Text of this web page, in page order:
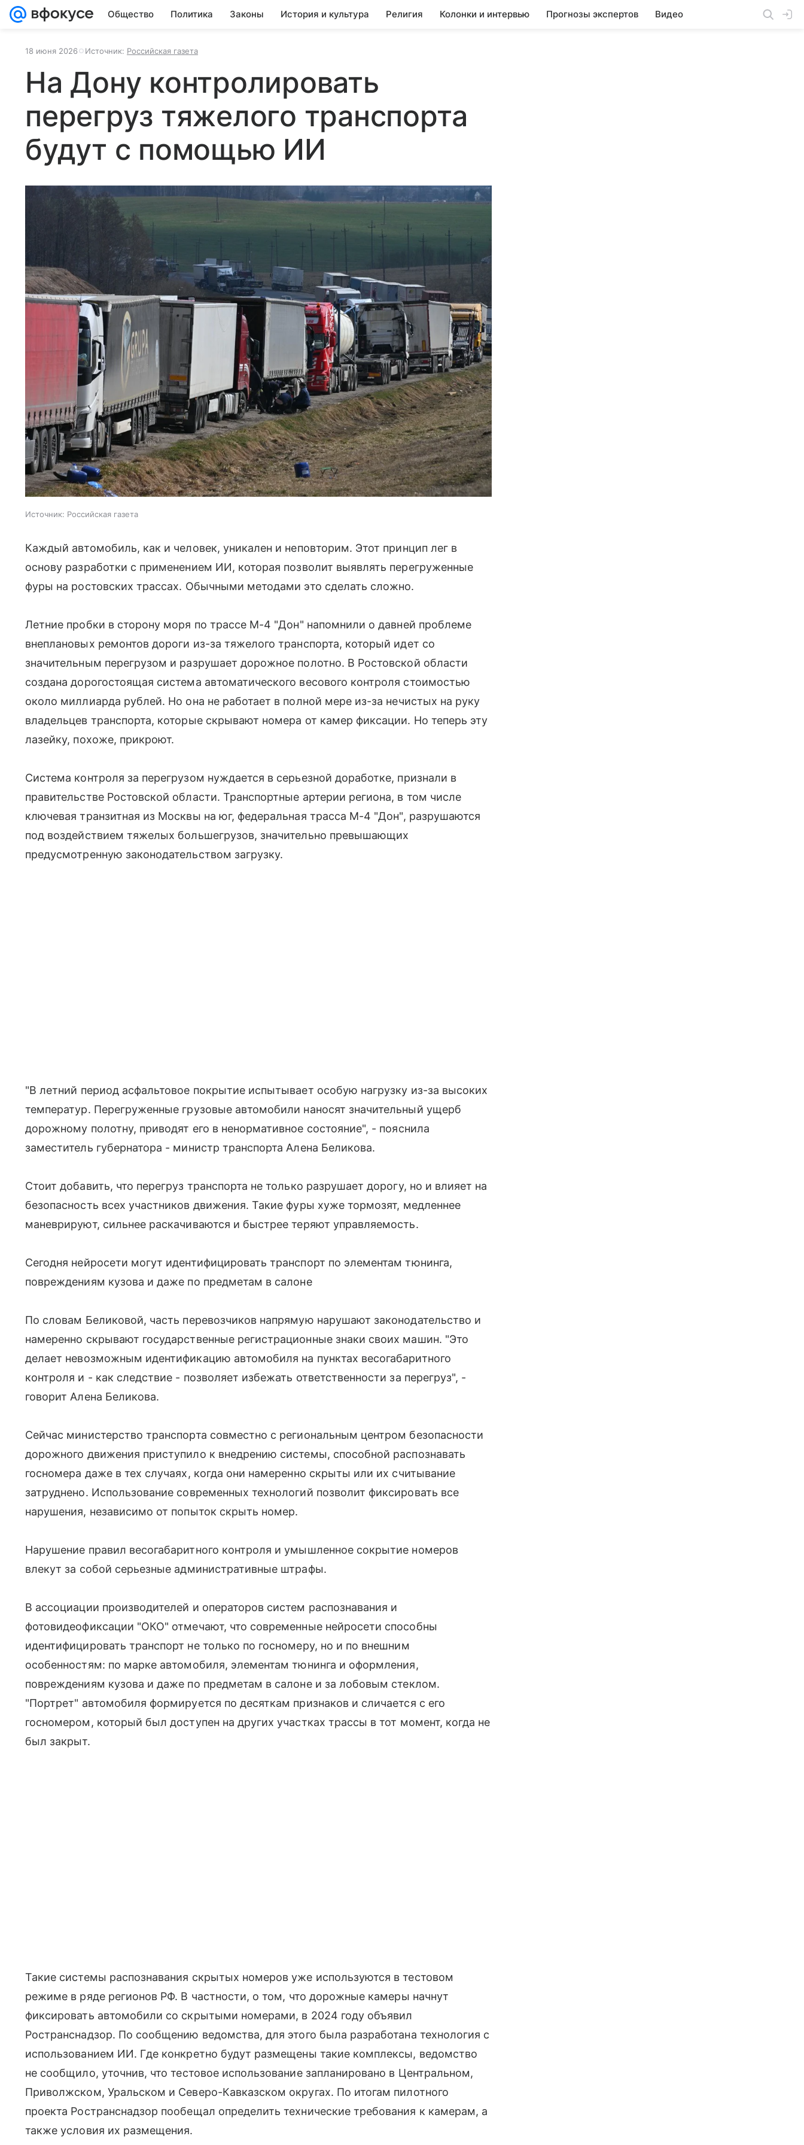
Общество Политика Законы История и культура Религия Колонки и интервью Прогнозы экспертов Видео
18 июня 2026 Источник: Российская газета
На Дону контролировать
перегруз тяжелого транспорта
будут с помощью ИИ
Источник: Российская газета
Каждый автомобиль, как и человек, уникален и неповторим. Этот принцип лег в
основу разработки с применением ИИ, которая позволит выявлять перегруженные
фуры на ростовских трассах. Обычными методами это сделать сложно.
Летние пробки в сторону моря по трассе М-4 "Дон" напомнили о давней проблеме
внеплановых ремонтов дороги из-за тяжелого транспорта, который идет со
значительным перегрузом и разрушает дорожное полотно. В Ростовской области
создана дорогостоящая система автоматического весового контроля стоимостью
около миллиарда рублей. Но она не работает в полной мере из-за нечистых на руку
владельцев транспорта, которые скрывают номера от камер фиксации. Но теперь эту
лазейку, похоже, прикроют.
Система контроля за перегрузом нуждается в серьезной доработке, признали в
правительстве Ростовской области. Транспортные артерии региона, в том числе
ключевая транзитная из Москвы на юг, федеральная трасса М-4 "Дон", разрушаются
под воздействием тяжелых большегрузов, значительно превышающих
предусмотренную законодательством загрузку.
"В летний период асфальтовое покрытие испытывает особую нагрузку из-за высоких
температур. Перегруженные грузовые автомобили наносят значительный ущерб
дорожному полотну, приводят его в ненормативное состояние", - пояснила
заместитель губернатора - министр транспорта Алена Беликова.
Стоит добавить, что перегруз транспорта не только разрушает дорогу, но и влияет на
безопасность всех участников движения. Такие фуры хуже тормозят, медленнее
маневрируют, сильнее раскачиваются и быстрее теряют управляемость.
Сегодня нейросети могут идентифицировать транспорт по элементам тюнинга,
повреждениям кузова и даже по предметам в салоне
По словам Беликовой, часть перевозчиков напрямую нарушают законодательство и
намеренно скрывают государственные регистрационные знаки своих машин. "Это
делает невозможным идентификацию автомобиля на пунктах весогабаритного
контроля и - как следствие - позволяет избежать ответственности за перегруз", -
говорит Алена Беликова.
Сейчас министерство транспорта совместно с региональным центром безопасности
дорожного движения приступило к внедрению системы, способной распознавать
госномера даже в тех случаях, когда они намеренно скрыты или их считывание
затруднено. Использование современных технологий позволит фиксировать все
нарушения, независимо от попыток скрыть номер.
Нарушение правил весогабаритного контроля и умышленное сокрытие номеров
влекут за собой серьезные административные штрафы.
В ассоциации производителей и операторов систем распознавания и
фотовидеофиксации "ОКО" отмечают, что современные нейросети способны
идентифицировать транспорт не только по госномеру, но и по внешним
особенностям: по марке автомобиля, элементам тюнинга и оформления,
повреждениям кузова и даже по предметам в салоне и за лобовым стеклом.
"Портрет" автомобиля формируется по десяткам признаков и сличается с его
госномером, который был доступен на других участках трассы в тот момент, когда не
был закрыт.
Такие системы распознавания скрытых номеров уже используются в тестовом
режиме в ряде регионов РФ. В частности, о том, что дорожные камеры начнут
фиксировать автомобили со скрытыми номерами, в 2024 году объявил
Ространснадзор. По сообщению ведомства, для этого была разработана технология с
использованием ИИ. Где конкретно будут размещены такие комплексы, ведомство
не сообщило, уточнив, что тестовое использование запланировано в Центральном,
Приволжском, Уральском и Северо-Кавказском округах. По итогам пилотного
проекта Ространснадзор пообещал определить технические требования к камерам, а
также условия их размещения.